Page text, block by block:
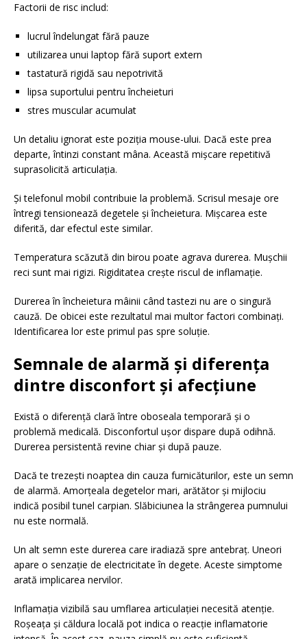
Factorii de risc includ:
lucrul îndelungat fără pauze
utilizarea unui laptop fără suport extern
tastatură rigidă sau nepotrivită
lipsa suportului pentru încheieturi
stres muscular acumulat
Un detaliu ignorat este poziția mouse-ului. Dacă este prea
departe, întinzi constant mâna. Această mișcare repetitivă
suprasolicită articulația.
Și telefonul mobil contribuie la problemă. Scrisul mesaje ore
întregi tensionează degetele și încheietura. Mișcarea este
diferită, dar efectul este similar.
Temperatura scăzută din birou poate agrava durerea. Mușchii
reci sunt mai rigizi. Rigiditatea crește riscul de inflamație.
Durerea în încheietura mâinii când tastezi nu are o singură
cauză. De obicei este rezultatul mai multor factori combinați.
Identificarea lor este primul pas spre soluție.
Semnale de alarmă și diferența
dintre disconfort și afecțiune
Există o diferență clară între oboseala temporară și o
problemă medicală. Disconfortul ușor dispare după odihnă.
Durerea persistentă revine chiar și după pauze.
Dacă te trezești noaptea din cauza furnicăturilor, este un semn
de alarmă. Amorțeala degetelor mari, arătător și mijlociu
indică posibil tunel carpian. Slăbiciunea la strângerea pumnului
nu este normală.
Un alt semn este durerea care iradiază spre antebraț. Uneori
apare o senzație de electricitate în degete. Aceste simptome
arată implicarea nervilor.
Inflamația vizibilă sau umflarea articulației necesită atenție.
Roșeața și căldura locală pot indica o reacție inflamatorie